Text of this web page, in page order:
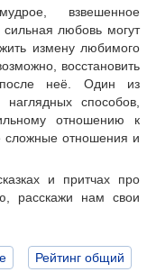
взвешенное
любовь могут
измену любимого
восстановить
неё. Один из
способов,
отношению к
сложные отношения и
и притчах про
расскажи нам свои
Рейтинг общий